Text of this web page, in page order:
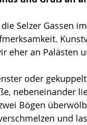
Selzer Gassen
eher an Palästen
oder
nebeneinander
Bögen
und